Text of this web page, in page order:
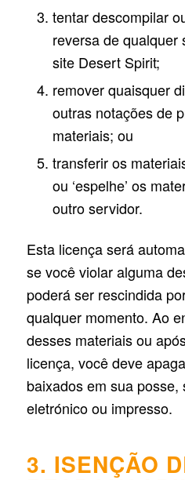
tentar descompilar
reversa de qualquer
site Desert Spirit;
remover quaisquer
outras notações de
materiais; ou
transferir os
ou ‘espelhe’ os
outro servidor.
Esta licença será
se você violar alguma
poderá ser rescindida
qualquer momento. Ao
desses materiais ou
licença, você deve
baixados em sua posse,
eletrónico ou impresso.
3. ISENÇÃO